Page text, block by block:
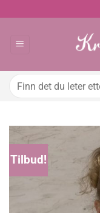
Søk
Tilbud!